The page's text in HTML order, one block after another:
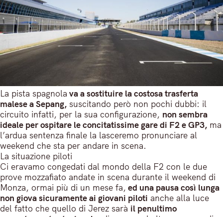
La pista spagnola va a sostituire la costosa trasferta
malese a Sepang, suscitando però non pochi dubbi: il
circuito infatti, per la sua configurazione, non sembra
ideale per ospitare le concitatissime gare di F2 e GP3, ma
l’ardua sentenza finale la lasceremo pronunciare al
weekend che sta per andare in scena.
La situazione piloti
Ci eravamo congedati dal mondo della F2 con le due
prove mozzafiato andate in scena durante il weekend di
Monza, ormai più di un mese fa, ed una pausa così lunga
non giova sicuramente ai giovani piloti anche alla luce
del fatto che quello di Jerez sarà il penultimo